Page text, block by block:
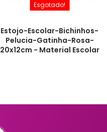
Estojo-Escolar-Bichinhos-
Pelucia-Gatinha-Rosa-
20x12cm - Material Escolar
Esgotado!